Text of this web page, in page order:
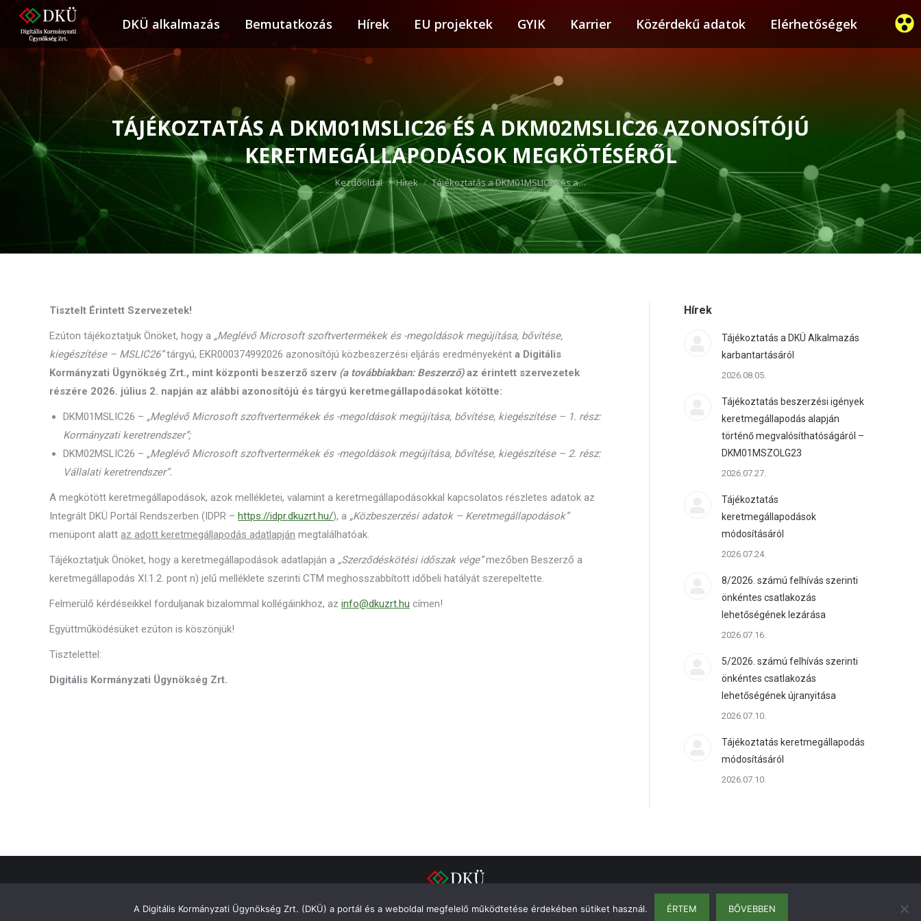
DKÜ alkalmazás Bemutatkozás Hírek EU projektek GYIK Karrier Közérdekű adatok Elérhetőségek
TÁJÉKOZTATÁS A DKM01MSLIC26 ÉS A DKM02MSLIC26 AZONOSÍTÓJÚ
KERETMEGÁLLAPODÁSOK MEGKÖTÉSÉRŐL
You are here:
Kezdőoldal Hírek Tájékoztatás a DKM01MSLIC26 és a…
Tisztelt Érintett Szervezetek!
Ezúton tájékoztatjuk Önöket, hogy a „Meglévő Microsoft szoftvertermékek és -megoldások megújítása, bővítése,
kiegészítése – MSLIC26”tárgyú, EKR000374992026 azonosítójú közbeszerzési eljárás eredményeként a Digitális
Kormányzati Ügynökség Zrt., mint központi beszerző szerv (a továbbiakban: Beszerző)az érintett szervezetek
részére 2026. július 2. napján az alábbi azonosítójú és tárgyú keretmegállapodásokat kötötte:
DKM01MSLIC26 – „Meglévő Microsoft szoftvertermékek és -megoldások megújítása, bővítése, kiegészítése – 1. rész:
Kormányzati keretrendszer”;
DKM02MSLIC26 – „Meglévő Microsoft szoftvertermékek és -megoldások megújítása, bővítése, kiegészítése – 2. rész:
Vállalati keretrendszer”.
A megkötött keretmegállapodások, azok mellékletei, valamint a keretmegállapodásokkal kapcsolatos részletes adatok az
Integrált DKÜ Portál Rendszerben (IDPR – https://idpr.dkuzrt.hu/), a „Közbeszerzési adatok – Keretmegállapodások”
menüpont alatt az adott keretmegállapodás adatlapján megtalálhatóak.
Tájékoztatjuk Önöket, hogy a keretmegállapodások adatlapján a „Szerződéskötési időszak vége”mezőben Beszerző a
keretmegállapodás XI.1.2. pont n) jelű melléklete szerinti CTM meghosszabbított időbeli hatályát szerepeltette.
Felmerülő kérdéseikkel forduljanak bizalommal kollégáinkhoz, az info@dkuzrt.hu címen!
Együttműködésüket ezúton is köszönjük!
Tisztelettel:
Digitális Kormányzati Ügynökség Zrt.
Hírek
Tájékoztatás a DKÜ Alkalmazás
karbantartásáról
2026.08.05.
Tájékoztatás beszerzési igények
keretmegállapodás alapján
történő megvalósíthatóságáról –
DKM01MSZOLG23
2026.07.27.
Tájékoztatás
keretmegállapodások
módosításáról
2026.07.24.
8/2026. számú felhívás szerinti
önkéntes csatlakozás
lehetőségének lezárása
2026.07.16.
5/2026. számú felhívás szerinti
önkéntes csatlakozás
lehetőségének újranyitása
2026.07.10.
Tájékoztatás keretmegállapodás
módosításáról
2026.07.10.
A Digitális Kormányzati Ügynökség Zrt. (DKÜ) a portál és a weboldal megfelelő működtetése érdekében sütiket használ. ÉRTEM BŐVEBBEN
DKÜ alkalmazás Bemutatkozás Hírek EU projektek GYIK Karrier Közérdekű adatok Elérhetőségek